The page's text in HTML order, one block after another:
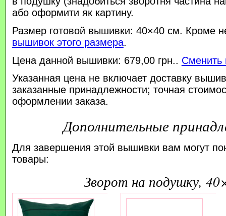
або оформити як картину.
Размер готовой вышивки: 40×40 см. Кроме
вышивок этого размера.
Цена данной вышивки: 679,00 грн.. Сменить
Указанная цена не включает доставку
заказанные принадлежности; точная
оформлении заказа.
Дополнительные
Для завершения этой вышивки вам могут
товары:
зворот на подушку,